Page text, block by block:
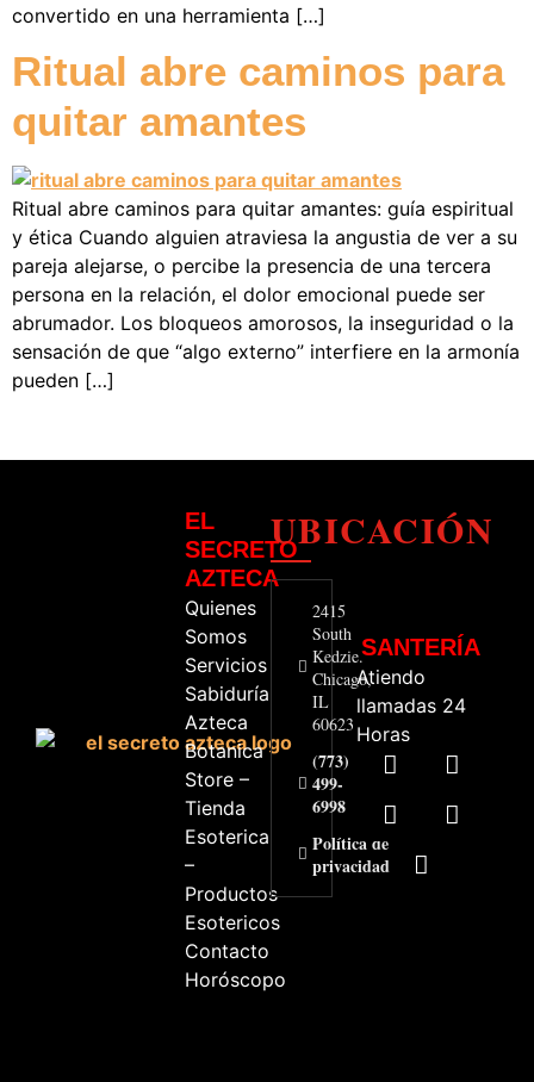
convertido en una herramienta […]
Ritual abre caminos para
quitar amantes
Ritual abre caminos para quitar amantes: guía espiritual
y ética Cuando alguien atraviesa la angustia de ver a su
pareja alejarse, o percibe la presencia de una tercera
persona en la relación, el dolor emocional puede ser
abrumador. Los bloqueos amorosos, la inseguridad o la
sensación de que “algo externo” interfiere en la armonía
pueden […]
EL
SECRETO
AZTECA
Quienes
Somos
Servicios
Sabiduría
Azteca
Botanica
Store –
Tienda
Esoterica
–
Productos
Esotericos
Contacto
Horóscopo
UBICACIÓN
2415
South
Kedzie.
Chicago,
IL
60623
(773)
499-
6998
Política de
privacidad
SANTERÍA
Atiendo
llamadas 24
Horas